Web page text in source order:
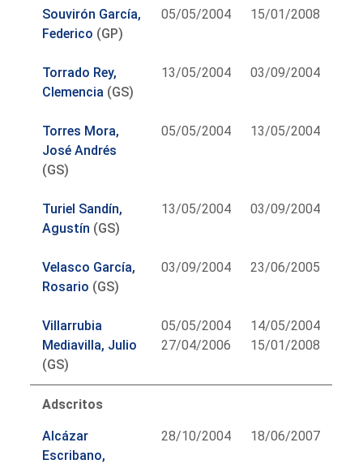
Souvirón García,
Federico (GP)
05/05/2004 15/01/2008
Torrado Rey,
Clemencia (GS)
13/05/2004 03/09/2004
Torres Mora,
José Andrés
(GS)
05/05/2004 13/05/2004
Turiel Sandín,
Agustín (GS)
13/05/2004 03/09/2004
Velasco García,
Rosario (GS)
03/09/2004 23/06/2005
Villarrubia
Mediavilla, Julio
(GS)
05/05/2004
27/04/2006
14/05/2004
15/01/2008
Adscritos
Alcázar
Escribano,
28/10/2004 18/06/2007